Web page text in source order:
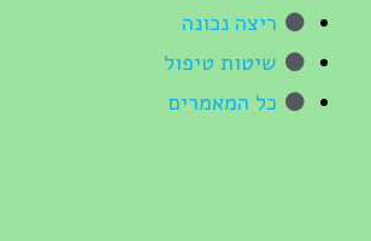
ריצה נכונה
שיטות טיפול
כל המאמרים